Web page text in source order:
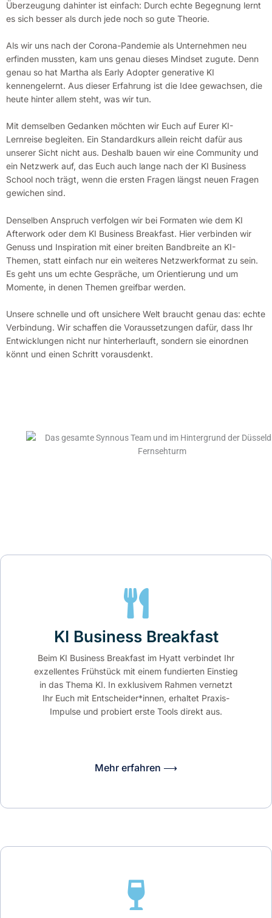
Überzeugung dahinter ist einfach: Durch echte Begegnung lernt
es sich besser als durch jede noch so gute Theorie.
Als wir uns nach der Corona-Pandemie als Unternehmen neu
erfinden mussten, kam uns genau dieses Mindset zugute. Denn
genau so hat Martha als Early Adopter generative KI
kennengelernt. Aus dieser Erfahrung ist die Idee gewachsen, die
heute hinter allem steht, was wir tun.
Mit demselben Gedanken möchten wir Euch auf Eurer KI-
Lernreise begleiten. Ein Standardkurs allein reicht dafür aus
unserer Sicht nicht aus. Deshalb bauen wir eine Community und
ein Netzwerk auf, das Euch auch lange nach der KI Business
School noch trägt, wenn die ersten Fragen längst neuen Fragen
gewichen sind.
Denselben Anspruch verfolgen wir bei Formaten wie dem KI
Afterwork oder dem KI Business Breakfast. Hier verbinden wir
Genuss und Inspiration mit einer breiten Bandbreite an KI-
Themen, statt einfach nur ein weiteres Netzwerkformat zu sein.
Es geht uns um echte Gespräche, um Orientierung und um
Momente, in denen Themen greifbar werden.
Unsere schnelle und oft unsichere Welt braucht genau das: echte
Verbindung. Wir schaffen die Voraussetzungen dafür, dass Ihr
Entwicklungen nicht nur hinterherlauft, sondern sie einordnen
könnt und einen Schritt vorausdenkt.
KI Business Breakfast
Beim KI Business Breakfast im Hyatt verbindet Ihr
exzellentes Frühstück mit einem fundierten Einstieg
in das Thema KI. In exklusivem Rahmen vernetzt
Ihr Euch mit Entscheider*innen, erhaltet Praxis-
Impulse und probiert erste Tools direkt aus.
Mehr erfahren ⟶